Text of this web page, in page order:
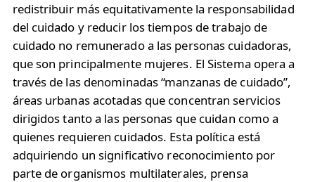
redistribuir más equitativamente la responsabilidad
del cuidado y reducir los tiempos de trabajo de
cuidado no remunerado a las personas cuidadoras,
que son principalmente mujeres. El Sistema opera a
través de las denominadas “manzanas de cuidado”,
áreas urbanas acotadas que concentran servicios
dirigidos tanto a las personas que cuidan como a
quienes requieren cuidados. Esta política está
adquiriendo un significativo reconocimiento por
parte de organismos multilaterales, prensa